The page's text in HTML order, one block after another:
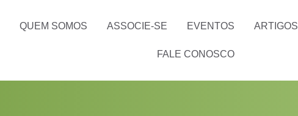
QUEM SOMOS ASSOCIE-SE EVENTOS ARTIGOS
FALE CONOSCO